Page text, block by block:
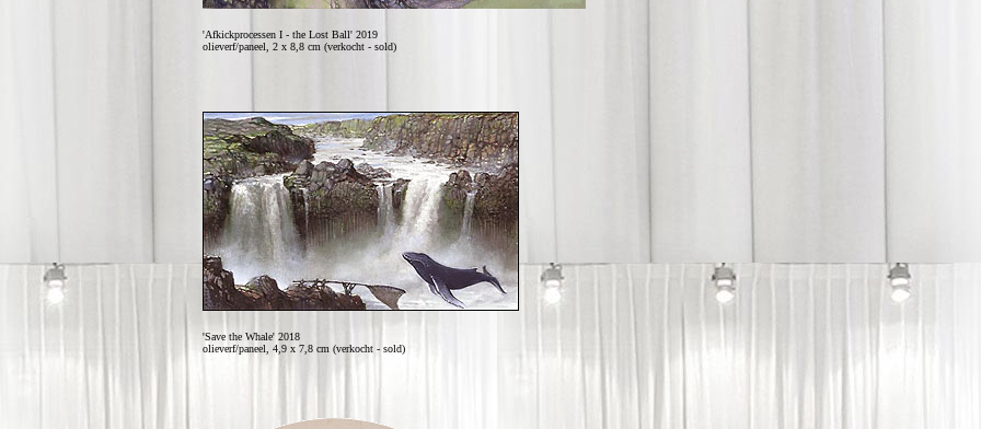
'Afkickprocessen I - the Lost Ball' 2019
olieverf/paneel, 2 x 8,8 cm (verkocht - sold)
'Save the Whale' 2018
olieverf/paneel, 4,9 x 7,8 cm (verkocht - sold)